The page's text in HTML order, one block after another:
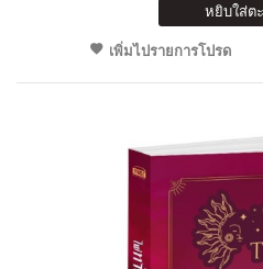
หยิบใส่ต
เพิ่มไปรายการโปรด